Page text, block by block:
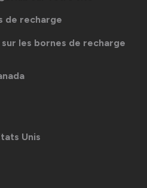
de recharge
les bornes de recharge
Unis